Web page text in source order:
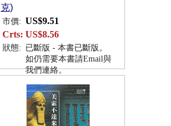
克)
市價: US$9.51
Crts: US$8.56
狀態: 已斷版 - 本書已斷版。
如仍需要本書請Email與
我們連絡。